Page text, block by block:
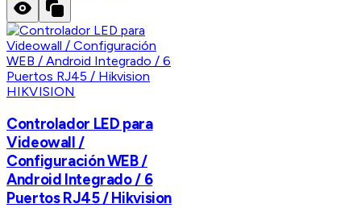
HIKVISION
Controlador LED para
Videowall /
Configuración WEB /
Android Integrado / 6
Puertos RJ45 / Hikvision